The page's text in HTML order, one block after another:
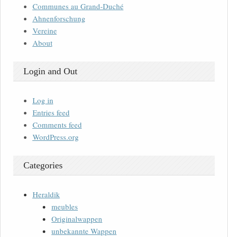
Communes au Grand-Duché
Ahnenforschung
Vereine
About
Login and Out
Log in
Entries feed
Comments feed
WordPress.org
Categories
Heraldik
meubles
Originalwappen
unbekannte Wappen